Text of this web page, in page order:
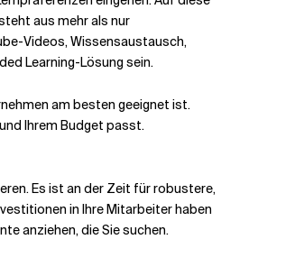
aus mehr als nur
Videos, Wissensaustausch,
Learning-Lösung sein.
am besten geeignet ist.
Ihrem Budget passt.
Es ist an der Zeit für robustere,
in Ihre Mitarbeiter haben
anziehen, die Sie suchen.